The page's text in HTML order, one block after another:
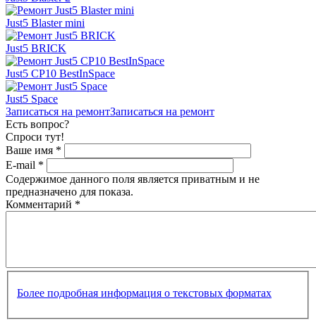
Just5 Blaster mini
Just5 BRICK
Just5 CP10 BestInSpace
Just5 Space
Записаться на ремонтЗаписаться на ремонт
Есть вопрос?
Спроси тут!
Ваше имя *
E-mail *
Содержимое данного поля является приватным и не
предназначено для показа.
Комментарий *
Более подробная информация о текстовых форматах